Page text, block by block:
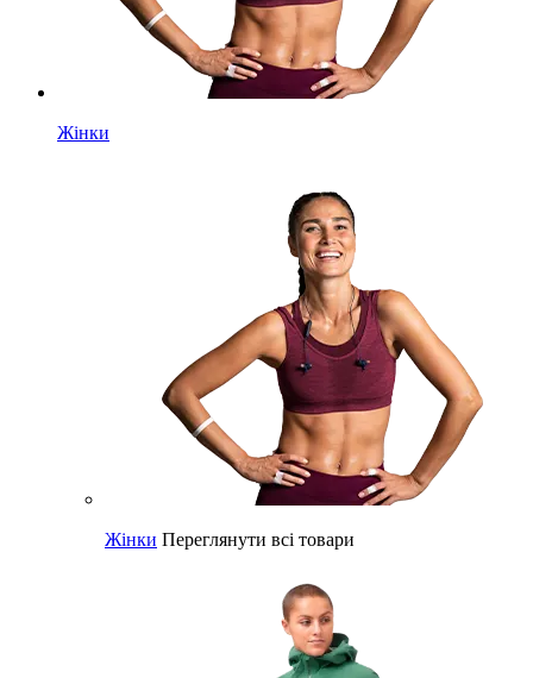
Жінки
Жінки Переглянути всі товари